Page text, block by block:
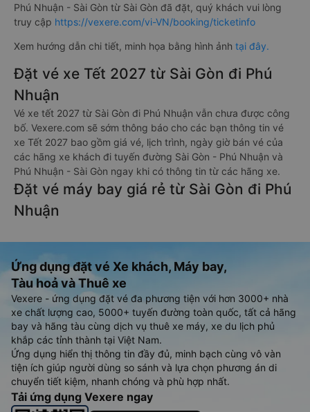
Phú Nhuận - Sài Gòn từ Sài Gòn đã đặt, quý khách vui lòng
truy cập https://vexere.com/vi-VN/booking/ticketinfo
Xem hướng dẫn chi tiết, minh họa bằng hình ảnh tại đây.
Đặt vé xe Tết 2027 từ Sài Gòn đi Phú
Nhuận
Vé xe tết 2027 từ Sài Gòn đi Phú Nhuận vẫn chưa được công
bố. Vexere.com sẽ sớm thông báo cho các bạn thông tin vé
xe Tết 2027 bao gồm giá vé, lịch trình, ngày giờ bán vé của
các hãng xe khách đi tuyến đường Sài Gòn - Phú Nhuận và
Phú Nhuận - Sài Gòn ngay khi có thông tin từ các hãng xe.
Đặt vé máy bay giá rẻ từ Sài Gòn đi Phú
Nhuận
Ứng dụng đặt vé Xe khách, Máy bay,
Tàu hoả và Thuê xe
Vexere - ứng dụng đặt vé đa phương tiện với hơn 3000+ nhà
xe chất lượng cao, 5000+ tuyến đường toàn quốc, tất cả hãng
bay và hãng tàu cùng dịch vụ thuê xe máy, xe du lịch phủ
khắp các tỉnh thành tại Việt Nam.
Ứng dụng hiển thị thông tin đầy đủ, minh bạch cùng vô vàn
tiện ích giúp người dùng so sánh và lựa chọn phương án di
chuyển tiết kiệm, nhanh chóng và phù hợp nhất.
Tải ứng dụng Vexere ngay